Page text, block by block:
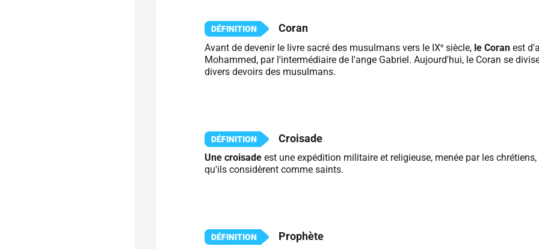
Coran
Avant de devenir le livre sacré des musulmans vers le IXesiècle, le Coranest
Mohammed, par l'intermédiaire de l'ange Gabriel. Aujourd'hui, le Coran se
divers devoirs des musulmans.
Croisade
Une croisadeest une expédition militaire et religieuse, menée par les
qu'ils considèrent comme saints.
Prophète